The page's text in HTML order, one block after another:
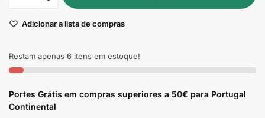
para
de
Barro
Ativado
Elite
Adicionar a lista de compras
Restam apenas 6 itens em estoque!
Portes Grátis em compras superiores a 50€ para Portugal
Continental